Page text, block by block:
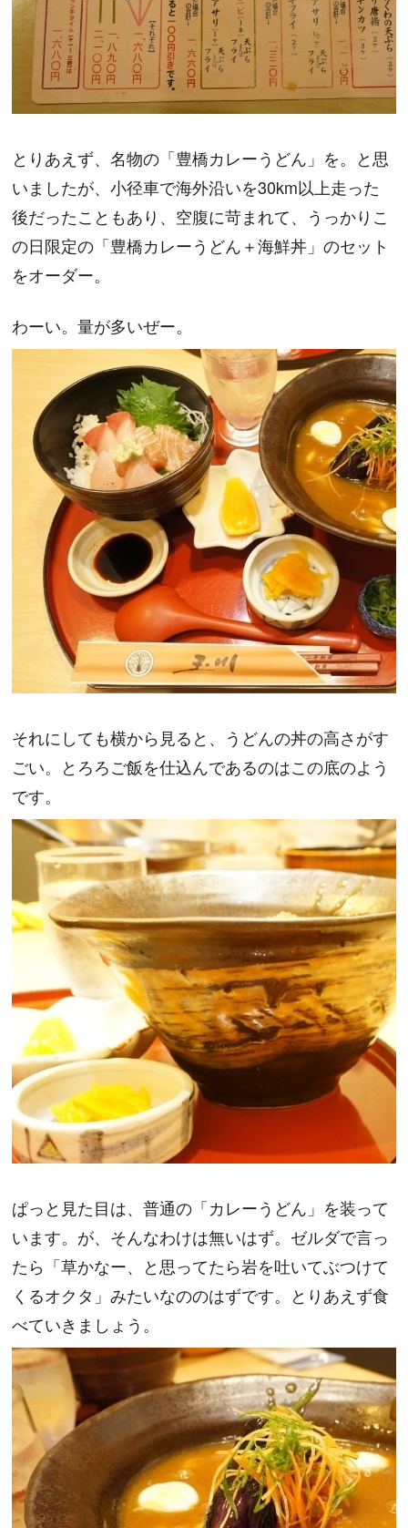
とりあえず、名物の「豊橋カレーうどん」を。と思
いましたが、小径車で海外沿いを30km以上走った
後だったこともあり、空腹に苛まれて、うっかりこ
の日限定の「豊橋カレーうどん＋海鮮丼」のセット
をオーダー。
わーい。量が多いぜー。
それにしても横から見ると、うどんの丼の高さがす
ごい。とろろご飯を仕込んであるのはこの底のよう
です。
ぱっと見た目は、普通の「カレーうどん」を装って
います。が、そんなわけは無いはず。ゼルダで言っ
たら「草かなー、と思ってたら岩を吐いてぶつけて
くるオクタ」みたいなののはずです。とりあえず食
べていきましょう。